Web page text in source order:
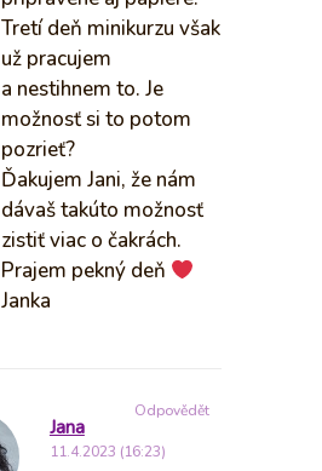
Tretí deň minikurzu však
už pracujem
a nestihnem to. Je
možnosť si to potom
pozrieť?
Ďakujem Jani, že nám
dávaš takúto možnosť
zistiť viac o čakrách.
Prajem pekný deň
Janka
Jana
11.4.2023 (16:23)
Odpovědět